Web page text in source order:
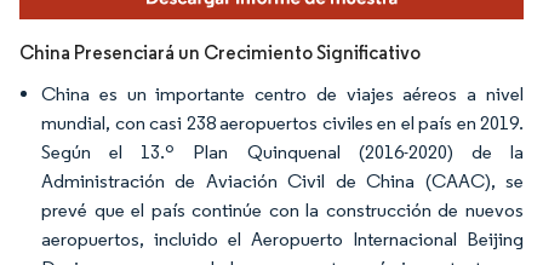
China Presenciará un Crecimiento Significativo
China es un importante centro de viajes aéreos a nivel
mundial, con casi 238 aeropuertos civiles en el país en 2019.
Según el 13.º Plan Quinquenal (2016-2020) de la
Administración de Aviación Civil de China (CAAC), se
prevé que el país continúe con la construcción de nuevos
aeropuertos, incluido el Aeropuerto Internacional Beijing